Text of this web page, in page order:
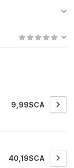
9,99$CA
40,19$CA